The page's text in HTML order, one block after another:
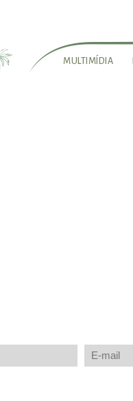
MULTIMÍDIA